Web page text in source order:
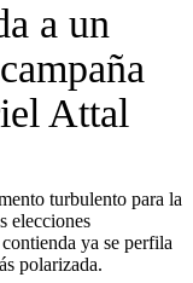
a un
Attal
turbulento para la
elecciones
ya se perfila
polarizada.